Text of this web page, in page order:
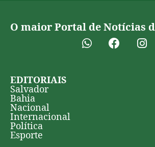
O maior Portal de Notícias
EDITORIAIS
Salvador
Bahia
Nacional
Internacional
Política
Esporte